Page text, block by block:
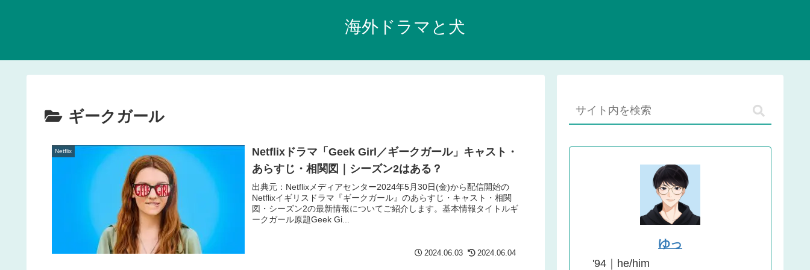
海外ドラマと犬
ギークガール
Netflix
Netflixドラマ「Geek Girl／ギークガール」キャスト・
あらすじ・相関図｜シーズン2はある？
出典元：Netflixメディアセンター2024年5月30日(金)から配信開始の
Netflixイギリスドラマ『ギークガール』のあらすじ・キャスト・相関
図・シーズン2の最新情報についてご紹介します。基本情報タイトルギ
ークガール原題Geek Gi...
2024.06.03 2024.06.04
ゆっ
'94｜he/him